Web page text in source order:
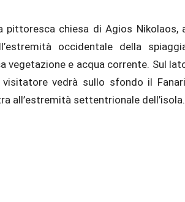
all’estremità settentrionale dell’isola.